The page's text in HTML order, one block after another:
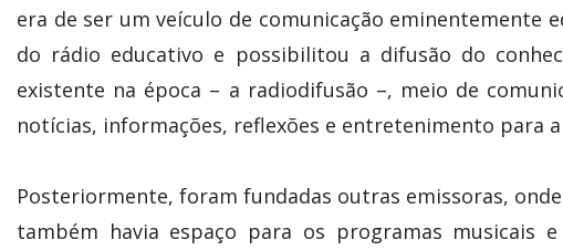
era de ser um veículo de comunicação eminentemente
do rádio educativo e possibilitou a difusão do
existente na época – a radiodifusão –, meio de
notícias, informações, reflexões e entretenimento para
Posteriormente, foram fundadas outras emissoras,
também havia espaço para os programas musicais